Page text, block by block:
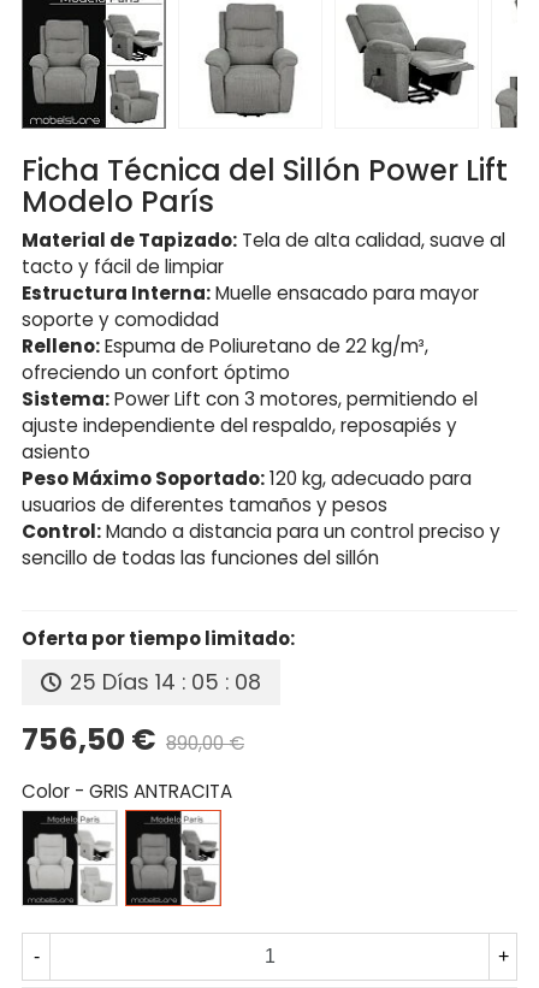
Ficha Técnica del Sillón Power Lift
Modelo París
Material de Tapizado: Tela de alta calidad, suave al
tacto y fácil de limpiar
Estructura Interna:Muelle ensacado para mayor
soporte y comodidad
Relleno:Espuma de Poliuretano de 22 kg/m³,
ofreciendo un confort óptimo
Sistema:Power Lift con 3 motores, permitiendo el
ajuste independiente del respaldo, reposapiés y
asiento
Peso Máximo Soportado:120 kg, adecuado para
usuarios de diferentes tamaños y pesos
Control:Mando a distancia para un control preciso y
sencillo de todas las funciones del sillón
Oferta por tiempo limitado:
25 Días 14 : 05 : 08
756,50 € 890,00 €
Color - GRIS ANTRACITA
GRIS
PERLA
GRIS
ANTRACITA
- +